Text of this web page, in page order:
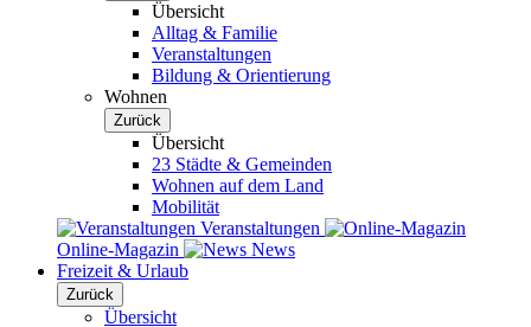
Übersicht
Alltag & Familie
Veranstaltungen
Bildung & Orientierung
Wohnen
Zurück
Übersicht
23 Städte & Gemeinden
Wohnen auf dem Land
Mobilität
Veranstaltungen
Online-Magazin
News
Freizeit & Urlaub
Zurück
Übersicht